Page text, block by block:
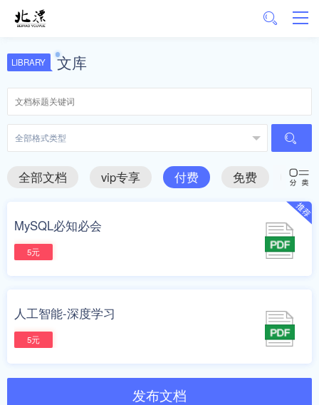
LIBRARY 文库
全部文档 vip专享 付费 免费 推荐
MySQL必知必会
5元
人工智能-深度学习
5元
发布文档